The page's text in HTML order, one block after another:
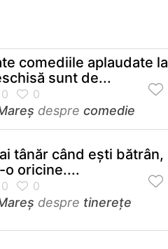
comediile aplaudate la
sunt de...
despre comedie
tânăr când eşti bătrân,
o oricine....
despre tinerețe